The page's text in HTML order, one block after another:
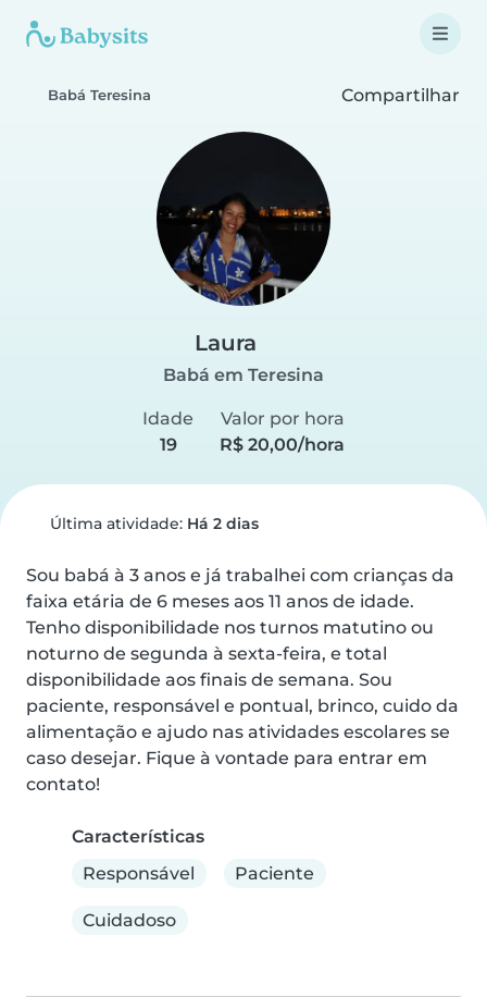
Babá Teresina Compartilhar
Laura
Babá em Teresina
Idade
19
Valor por hora
R$ 20,00/hora
Última atividade: Há 2 dias
Sou babá à 3 anos e já trabalhei com crianças da
faixa etária de 6 meses aos 11 anos de idade.
Tenho disponibilidade nos turnos matutino ou
noturno de segunda à sexta-feira, e total
disponibilidade aos finais de semana. Sou
paciente, responsável e pontual, brinco, cuido da
alimentação e ajudo nas atividades escolares se
caso desejar. Fique à vontade para entrar em
contato!
Características
Responsável
Paciente
Cuidadoso